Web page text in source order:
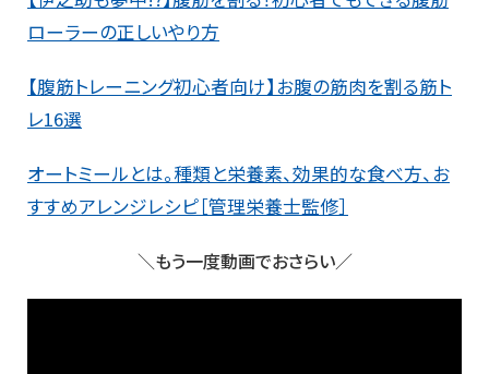
ローラーの正しいやり方
【腹筋トレーニング初心者向け】お腹の筋肉を割る筋ト
レ16選
オートミールとは。種類と栄養素、効果的な食べ方、お
すすめアレンジレシピ［管理栄養士監修］
＼もう一度動画でおさらい／